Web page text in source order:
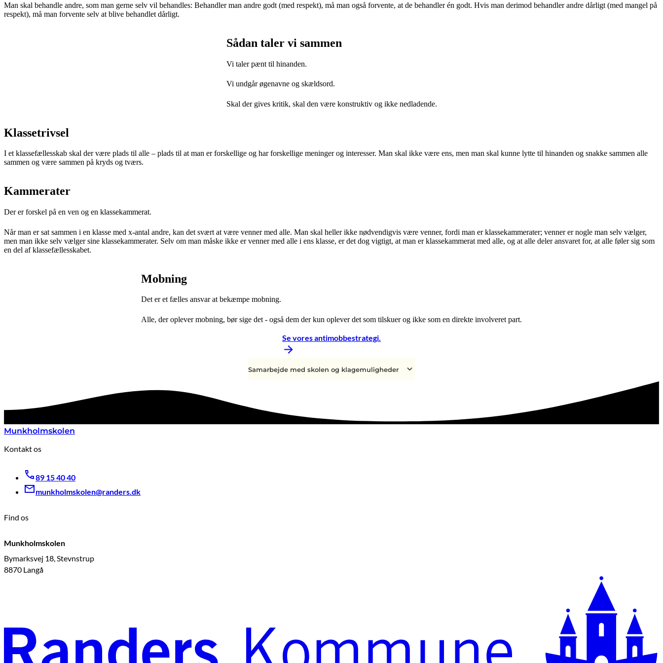
Man skal behandle andre, som man gerne selv vil behandles: Behandler man andre godt (med respekt), må man også forvente, at de behandler én godt. Hvis man derimod behandler andre dårligt (med mangel på
respekt), må man forvente selv at blive behandlet dårligt.
Sådan taler vi sammen
Vi taler pænt til hinanden.
Vi undgår øgenavne og skældsord.
Skal der gives kritik, skal den være konstruktiv og ikke nedladende.
Klassetrivsel
I et klassefællesskab skal der være plads til alle – plads til at man er forskellige og har forskellige meninger og interesser. Man skal ikke være ens, men man skal kunne lytte til hinanden og snakke sammen alle
sammen og være sammen på kryds og tværs.
Kammerater
Der er forskel på en ven og en klassekammerat.
Når man er sat sammen i en klasse med x-antal andre, kan det svært at være venner med alle. Man skal heller ikke nødvendigvis være venner, fordi man er klassekammerater; venner er nogle man selv vælger,
men man ikke selv vælger sine klassekammerater. Selv om man måske ikke er venner med alle i ens klasse, er det dog vigtigt, at man er klassekammerat med alle, og at alle deler ansvaret for, at alle føler sig som
en del af klassefællesskabet.
Mobning
Det er et fælles ansvar at bekæmpe mobning.
Alle, der oplever mobning, bør sige det - også dem der kun oplever det som tilskuer og ikke som en direkte involveret part.
Se vores antimobbestrategi.
Samarbejde med skolen og klagemuligheder
Munkholmskolen
Kontakt os
89 15 40 40
munkholmskolen@randers.dk
Find os
Munkholmskolen
Bymarksvej 18, Stevnstrup
8870 Langå